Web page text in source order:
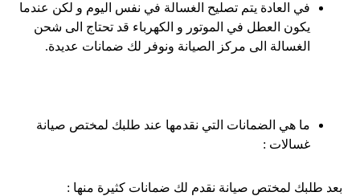
في العادة يتم تصليح الغسالة في نفس اليوم و لكن عندما
يكون العطل في الموتور و الكهرباء قد تحتاج الى شحن
الغسالة الى مركز الصيانة ونوفر لك ضمانات عديدة.
ما هي الضمانات التي نقدمها عند طلبك لمختص صيانة
غسالات :
بعد طلبك لمختص صيانة نقدم لك ضمانات كثيرة منها :